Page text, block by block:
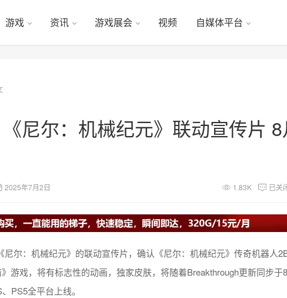
游戏 资讯 游戏展会 视频 自媒体平台
《尼尔：机械纪元》联动宣传片
2025年7月2日 1.83K 已关
尼尔：机械纪元》的联动宣传片，确认《尼尔：机械纪元》传奇机器人
游戏，将有标志性的动画，独家皮肤，将随着Breakthrough更新同步于
PS5全平台上线。